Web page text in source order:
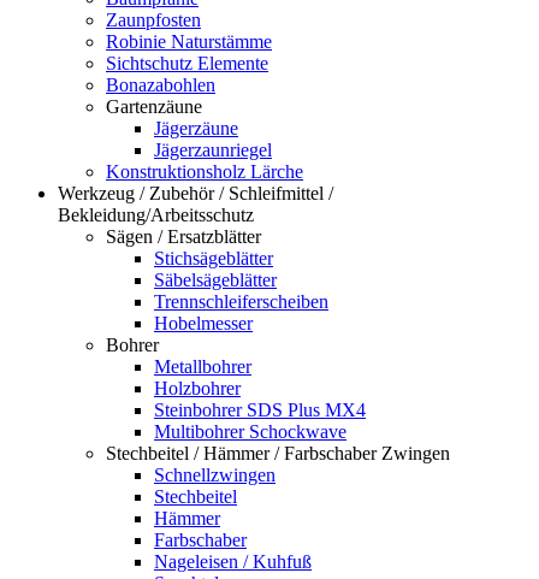
Zaunpfosten
Robinie Naturstämme
Sichtschutz Elemente
Bonazabohlen
Gartenzäune
Jägerzäune
Jägerzaunriegel
Konstruktionsholz Lärche
Werkzeug / Zubehör / Schleifmittel /
Bekleidung/Arbeitsschutz
Sägen / Ersatzblätter
Stichsägeblätter
Säbelsägeblätter
Trennschleiferscheiben
Hobelmesser
Bohrer
Metallbohrer
Holzbohrer
Steinbohrer SDS Plus MX4
Multibohrer Schockwave
Stechbeitel / Hämmer / Farbschaber Zwingen
Schnellzwingen
Stechbeitel
Hämmer
Farbschaber
Nageleisen / Kuhfuß